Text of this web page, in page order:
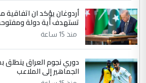
أردوغان يؤكد ان اتفاقية
تستهدف أية دولة
منذ 15 ساعة
دوري نجوم العراق ينطلق
الجماهير إلى الملاعب